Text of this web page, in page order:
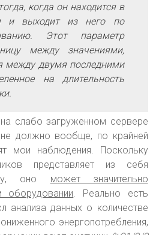
когда он находится в
и выходит из него по
Этот параметр
между значениями,
между двумя последними
на длительность
слабо загруженном сервере
должно вообще, по крайней
мои наблюдения. Поскольку
представляет из себя
оно может значительно
оборудовании. Реально есть
анализа данных о количестве
энергопотребления,